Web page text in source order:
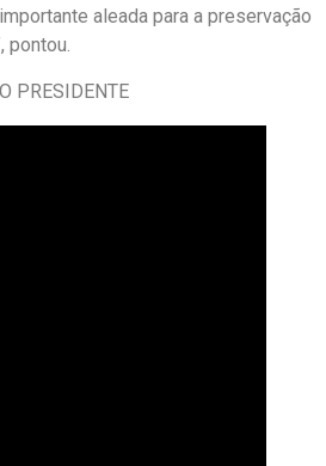
aleada para a preservação
pontou.
PRESIDENTE